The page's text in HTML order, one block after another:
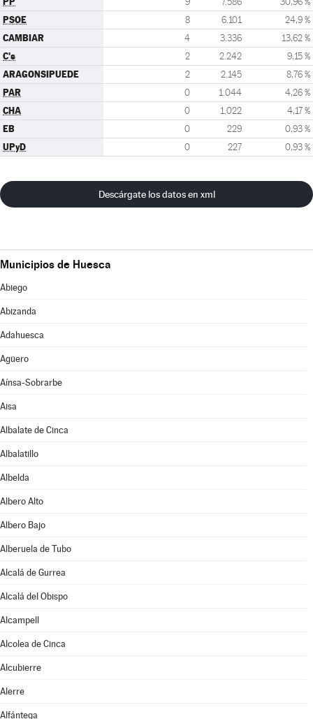
PSOE 8 6.101 24,9 %
CAMBIAR 4 3.336 13,62 %
C's 2 2.242 9,15 %
ARAGONSIPUEDE 2 2.145 8,76 %
PAR 0 1.044 4,26 %
CHA 0 1.022 4,17 %
EB 0 229 0,93 %
UPyD 0 227 0,93 %
Descárgate los datos en xml
Municipios de Huesca
Abiego
Abizanda
Adahuesca
Agüero
Aínsa-Sobrarbe
Aisa
Albalate de Cinca
Albalatillo
Albelda
Albero Alto
Albero Bajo
Alberuela de Tubo
Alcalá de Gurrea
Alcalá del Obispo
Alcampell
Alcolea de Cinca
Alcubierre
Alerre
Alfántega